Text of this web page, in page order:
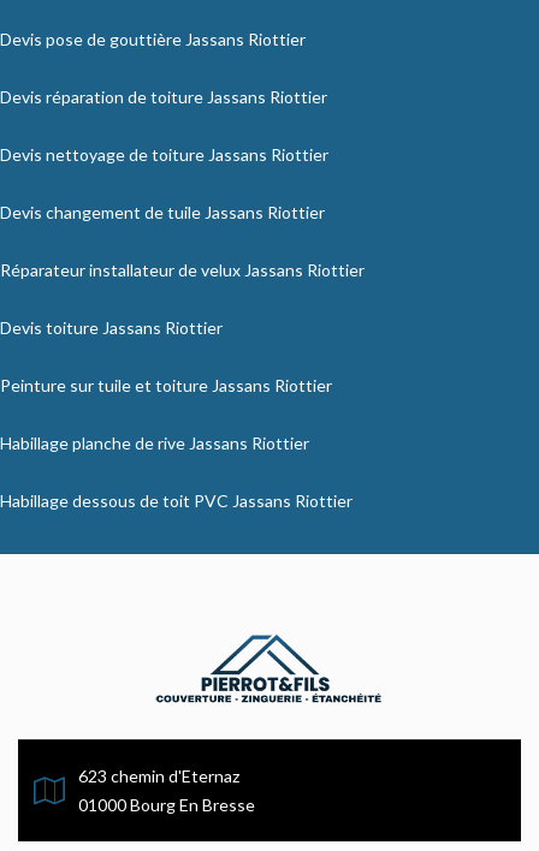
Devis pose de gouttière Jassans Riottier
Devis réparation de toiture Jassans Riottier
Devis nettoyage de toiture Jassans Riottier
Devis changement de tuile Jassans Riottier
Réparateur installateur de velux Jassans Riottier
Devis toiture Jassans Riottier
Peinture sur tuile et toiture Jassans Riottier
Habillage planche de rive Jassans Riottier
Habillage dessous de toit PVC Jassans Riottier
623 chemin d'Eternaz
01000 Bourg En Bresse